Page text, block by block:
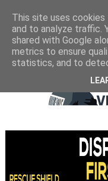
This site uses
and to analyze traffic.
shared with Google
metrics to ensure
statistics, and to